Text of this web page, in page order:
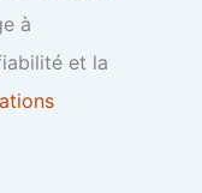
à
et la